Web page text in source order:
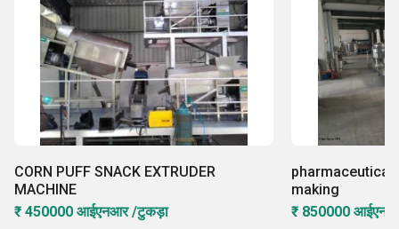
CORN PUFF SNACK EXTRUDER
MACHINE
₹ 450000 आईएनआर /टुकड़ा
pharmaceutical
making
₹ 850000